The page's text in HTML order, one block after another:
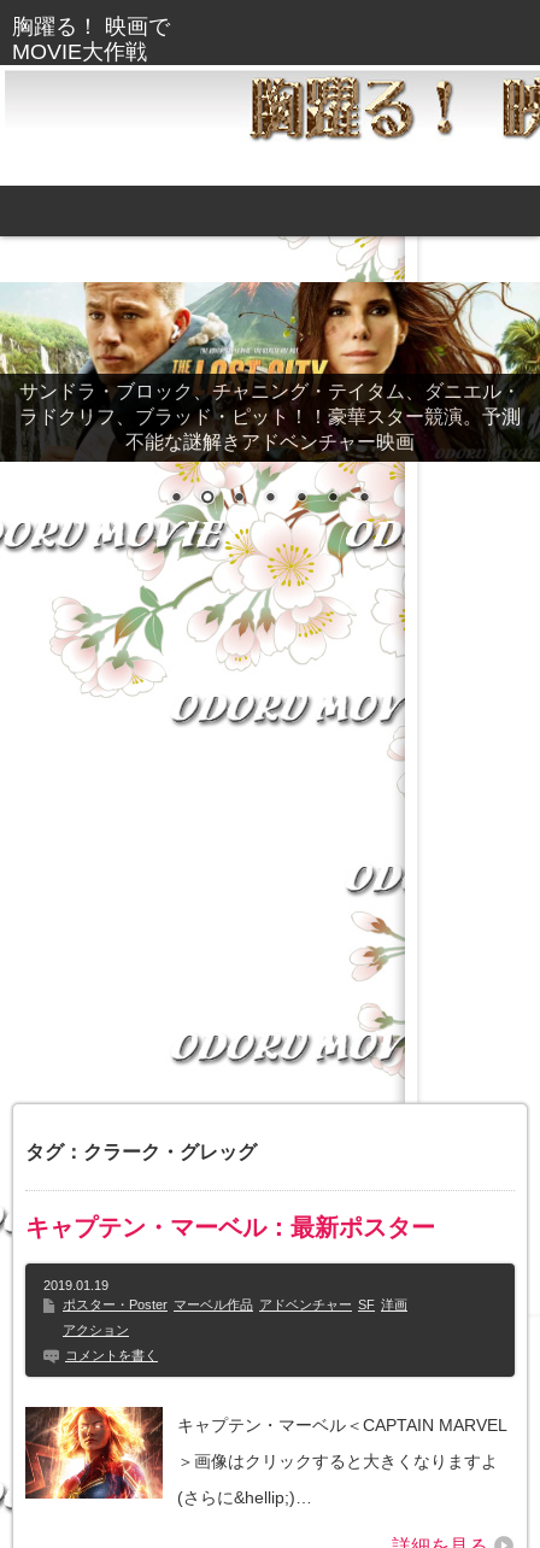
サンドラ・ブロック、チャニング・テイタム、ダニエル・
ラドクリフ、ブラッド・ピット！！豪華スター競演。予測
不能な謎解きアドベンチャー映画
タグ：クラーク・グレッグ
キャプテン・マーベル：最新ポスター
2019.01.19
ポスター・Poster マーベル作品 アドベンチャー SF 洋画
アクション
コメントを書く
キャプテン・マーベル＜CAPTAIN MARVEL
＞画像はクリックすると大きくなりますよ
(さらに&hellip;)…